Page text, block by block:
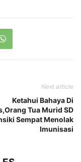
Next article
Ketahui Bahaya Di
Tua Murid SD
Sempat Menolak
Imunisasi